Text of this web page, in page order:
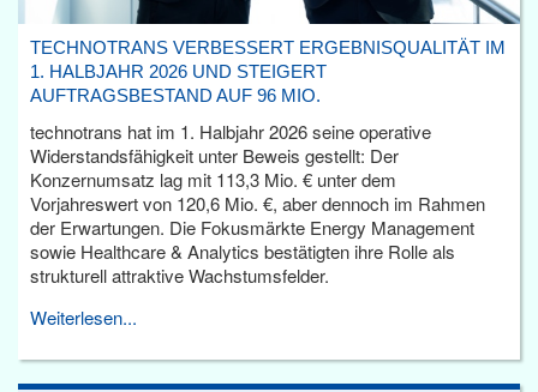
TECHNOTRANS VERBESSERT ERGEBNISQUALITÄT IM
1. HALBJAHR 2026 UND STEIGERT
AUFTRAGSBESTAND AUF 96 MIO.
technotrans hat im 1. Halbjahr 2026 seine operative
Widerstandsfähigkeit unter Beweis gestellt: Der
Konzernumsatz lag mit 113,3 Mio. € unter dem
Vorjahreswert von 120,6 Mio. €, aber dennoch im Rahmen
der Erwartungen. Die Fokusmärkte Energy Management
sowie Healthcare & Analytics bestätigten ihre Rolle als
strukturell attraktive Wachstumsfelder.
Weiterlesen...